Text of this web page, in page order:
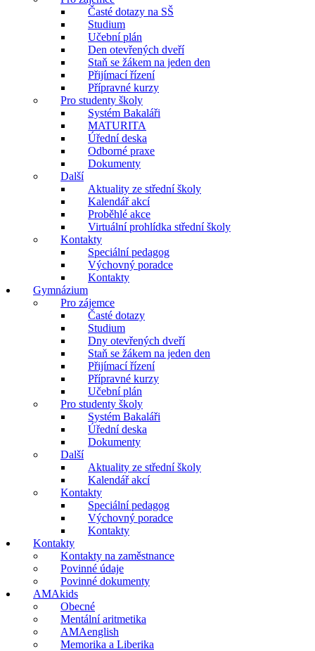
Časté dotazy na SŠ
Studium
Učební plán
Den otevřených dveří
Staň se žákem na jeden den
Přijímací řízení
Přípravné kurzy
Pro studenty školy
Systém Bakaláři
MATURITA
Úřední deska
Odborné praxe
Dokumenty
Další
Aktuality ze střední školy
Kalendář akcí
Proběhlé akce
Virtuální prohlídka střední školy
Kontakty
Speciální pedagog
Výchovný poradce
Kontakty
Gymnázium
Pro zájemce
Časté dotazy
Studium
Dny otevřených dveří
Staň se žákem na jeden den
Přijímací řízení
Přípravné kurzy
Učební plán
Pro studenty školy
Systém Bakaláři
Úřední deska
Dokumenty
Další
Aktuality ze střední školy
Kalendář akcí
Kontakty
Speciální pedagog
Výchovný poradce
Kontakty
Kontakty
Kontakty na zaměstnance
Povinné údaje
Povinné dokumenty
AMAkids
Obecné
Mentální aritmetika
AMAenglish
Memorika a Liberika